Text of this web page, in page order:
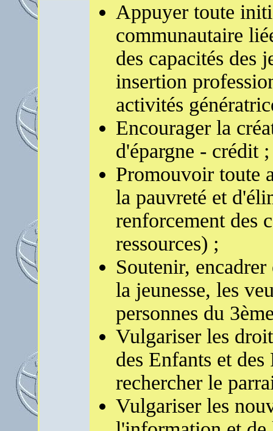
Appuyer toute
communautaire
des capacités des
insertion
activités
Encourager la
d'épargne - crédit ;
Promouvoir toute
la pauvreté et
renforcement des
ressources) ;
Soutenir,
la jeunesse, les
personnes du
Vulgariser les
des Enfants et
rechercher le
Vulgariser les